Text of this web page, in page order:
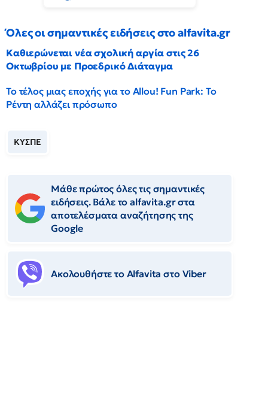
Όλες οι σημαντικές ειδήσεις στο alfavita.gr
Καθιερώνεται νέα σχολική αργία στις 26
Οκτωβρίου με Προεδρικό Διάταγμα
Το τέλος μιας εποχής για το Allou! Fun Park: Το
Ρέντη αλλάζει πρόσωπο
ΚΥΣΠΕ
Μάθε πρώτος όλες τις σημαντικές
ειδήσεις. Βάλε το alfavita.gr στα
αποτελέσματα αναζήτησης της
Google
Ακολουθήστε το Αlfavita στο Viber